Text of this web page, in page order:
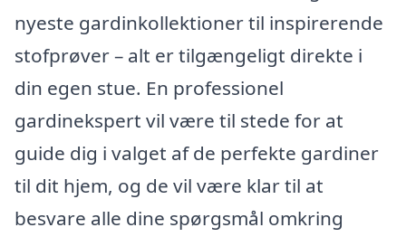
nyeste gardinkollektioner til inspirerende
stofprøver – alt er tilgængeligt direkte i
din egen stue. En professionel
gardinekspert vil være til stede for at
guide dig i valget af de perfekte gardiner
til dit hjem, og de vil være klar til at
besvare alle dine spørgsmål omkring